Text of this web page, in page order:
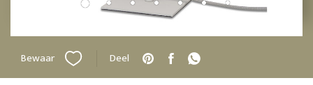
Bewaar Deel